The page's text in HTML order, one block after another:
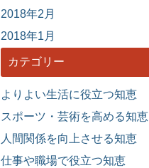
2018年2月
2018年1月
カテゴリー
よりよい生活に役立つ知恵
スポーツ・芸術を高める知恵
人間関係を向上させる知恵
仕事や職場で役立つ知恵